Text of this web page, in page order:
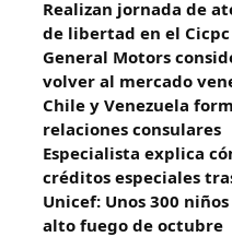
Realizan jornada de
de libertad en el
General Motors
volver al mercado
Chile y Venezuela
relaciones consulares
Especialista explica
créditos especiales
Unicef: Unos 300
alto fuego de octubre